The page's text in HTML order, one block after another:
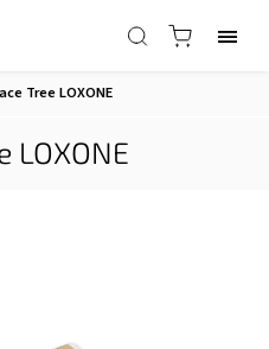
TreeLOXONE
LOXONE